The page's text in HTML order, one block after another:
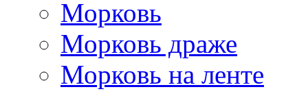
Морковь
Морковь драже
Морковь на ленте